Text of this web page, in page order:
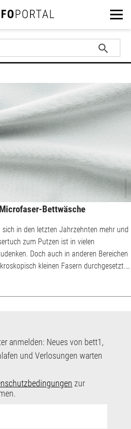
Bettwäsche
in den letzten Jahrzehnten mehr und
zum Putzen ist in vielen
Doch auch in anderen Bereichen
kleinen Fasern durchgesetzt.
anmelden: Neues von bett1,
und Verlosungen warten
zur